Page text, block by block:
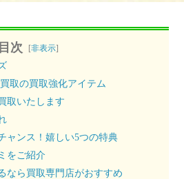
目次 [非表示]
取の買取強化アイテム
取いたします
ャンス！嬉しい5つの特典
をご紹介
なら買取専門店がおすすめ